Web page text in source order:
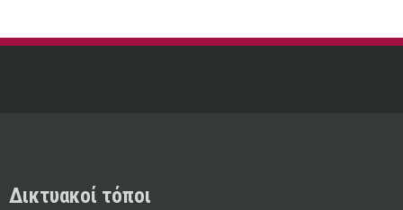
Δικτυακοί τόποι